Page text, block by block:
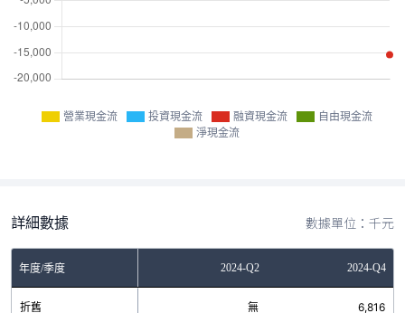
營業現金流 投資現金流 融資現金流
自由現金流
淨現金流
詳細數據 數據單位：千元
年度/季度 2024-Q2 2024-Q4
折舊 無 6,816